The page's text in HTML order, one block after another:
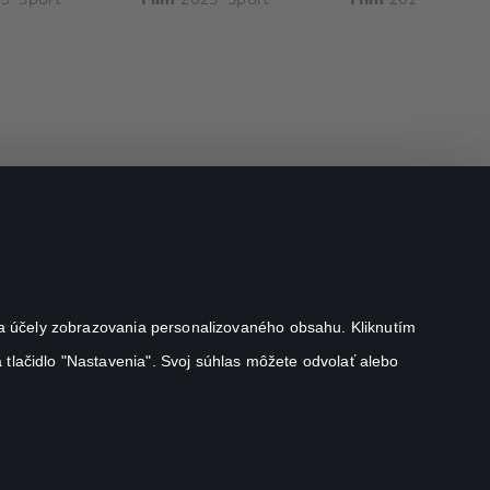
zobrazovania personalizovaného obsahu. Kliknutím
"Nastavenia". Svoj súhlas môžete odvolať alebo